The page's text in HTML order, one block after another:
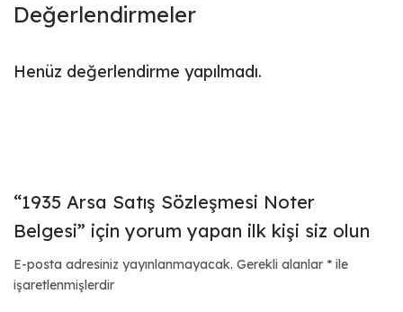
Değerlendirmeler
Henüz değerlendirme yapılmadı.
“1935 Arsa Satış Sözleşmesi Noter
Belgesi” için yorum yapan ilk kişi siz olun
E-posta adresiniz yayınlanmayacak. Gerekli alanlar * ile
işaretlenmişlerdir